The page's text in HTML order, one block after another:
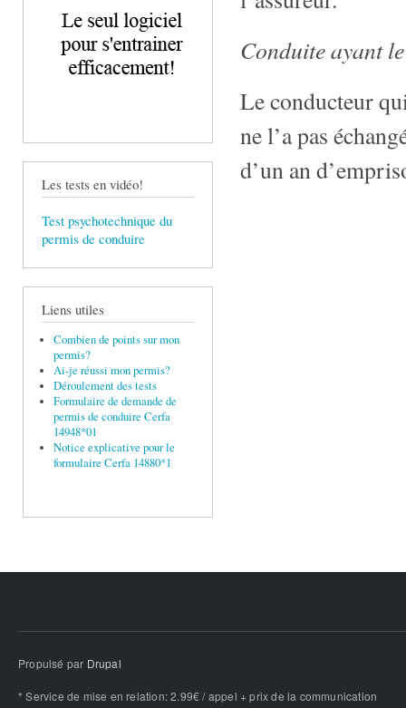
Les tests en vidéo!
Test psychotechnique du
permis de conduire
Liens utiles
Combien de points sur mon
permis?
Ai-je réussi mon permis?
Déroulement des tests
Formulaire de demande de
permis de conduire Cerfa
14948*01
Notice explicative pour le
formulaire Cerfa 14880*1
Conduite ayant
Le conducteur
ne l’a pas
d’un an
Propulsé par Drupal
* Service de mise en relation: 2.99€ / appel + prix de la communication